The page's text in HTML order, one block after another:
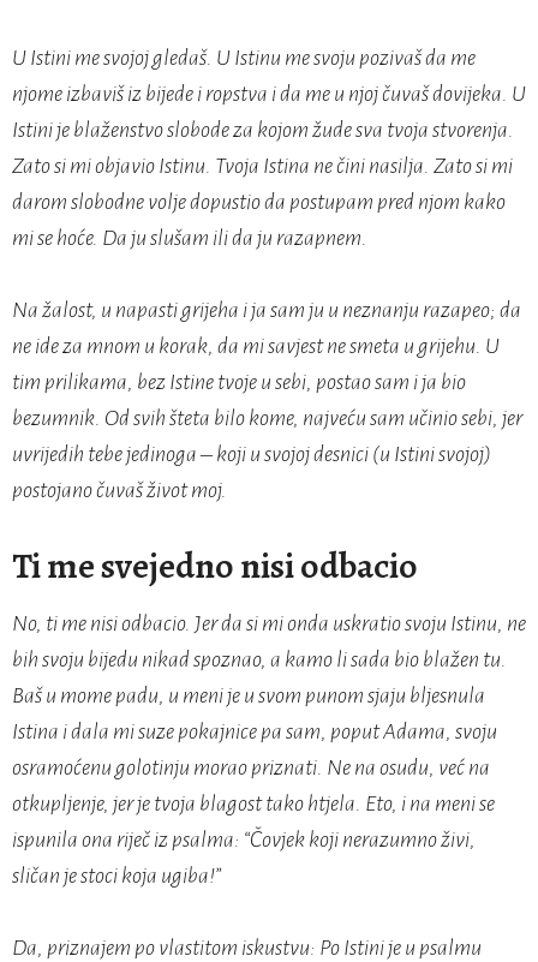
U Istini me svojoj gledaš. U Istinu me svoju pozivaš da me
njome izbaviš iz bijede i ropstva i da me u njoj čuvaš dovijeka. U
Istini je blaženstvo slobode za kojom žude sva tvoja stvorenja.
Zato si mi objavio Istinu. Tvoja Istina ne čini nasilja. Zato si mi
darom slobodne volje dopustio da postupam pred njom kako
mi se hoće. Da ju slušam ili da ju razapnem.
Na žalost, u napasti grijeha i ja sam ju u neznanju razapeo; da
ne ide za mnom u korak, da mi savjest ne smeta u grijehu. U
tim prilikama, bez Istine tvoje u sebi, postao sam i ja bio
bezumnik. Od svih šteta bilo kome, najveću sam učinio sebi, jer
uvrijedih tebe jedinoga – koji u svojoj desnici (u Istini svojoj)
postojano čuvaš život moj.
Ti me svejedno nisi odbacio
No, ti me nisi odbacio. Jer da si mi onda uskratio svoju Istinu, ne
bih svoju bijedu nikad spoznao, a kamo li sada bio blažen tu.
Baš u mome padu, u meni je u svom punom sjaju bljesnula
Istina i dala mi suze pokajnice pa sam, poput Adama, svoju
osramoćenu golotinju morao priznati. Ne na osudu, već na
otkupljenje, jer je tvoja blagost tako htjela. Eto, i na meni se
ispunila ona riječ iz psalma: “Čovjek koji nerazumno živi,
sličan je stoci koja ugiba!”
Da, priznajem po vlastitom iskustvu: Po Istini je u psalmu